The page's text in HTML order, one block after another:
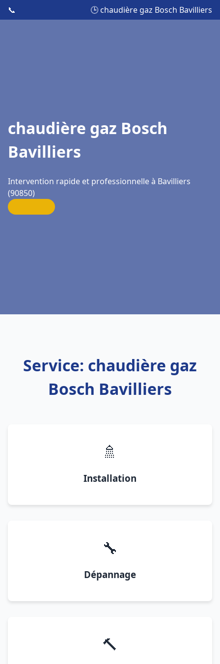
📞 🕒 chaudière gaz Bosch Bavilliers
chaudière gaz Bosch
Bavilliers
Intervention rapide et professionnelle à Bavilliers
(90850)
Service: chaudière gaz
Bosch Bavilliers
🚿
Installation
🔧
Dépannage
🔨